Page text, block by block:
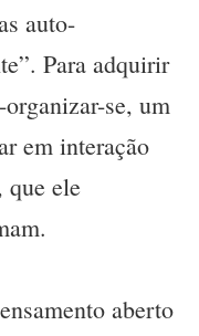
auto-
Para adquirir
se, um
em interação
que ele
aberto